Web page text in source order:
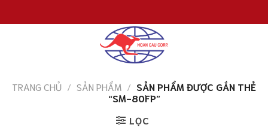
đến
TRANG CHỦ / SẢN PHẨM / SẢN PHẨM ĐƯỢC GẮN THẺ
“SM-80FP”
LỌC